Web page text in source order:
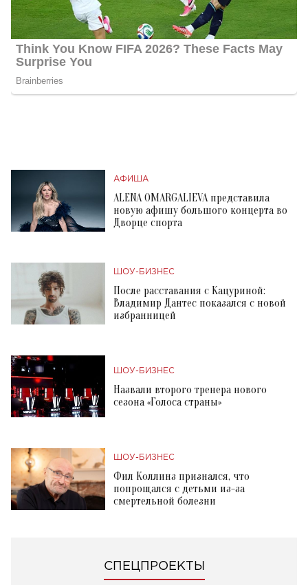
АФИША
ALENA OMARGALIEVA представила
новую афишу большого концерта во
Дворце спорта
ШОУ-БИЗНЕС
После расставания с Кацуриной:
Владимир Дантес показался с новой
избранницей
ШОУ-БИЗНЕС
Назвали второго тренера нового
сезона «Голоса страны»
ШОУ-БИЗНЕС
Фил Коллинз признался, что
попрощался с детьми из-за
смертельной болезни
СПЕЦПРОЕКТЫ